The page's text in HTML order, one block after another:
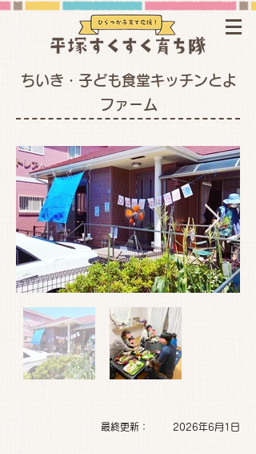
ちいき・子ども食堂キッチンとよ
ファーム
最終更新： 2026年6月1日